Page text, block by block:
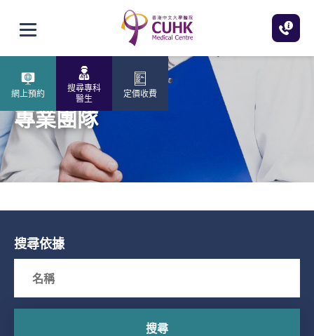
打開選單
網上預約
搜尋專科
醫生
定價收費
專業團隊
搜尋依據
搜尋